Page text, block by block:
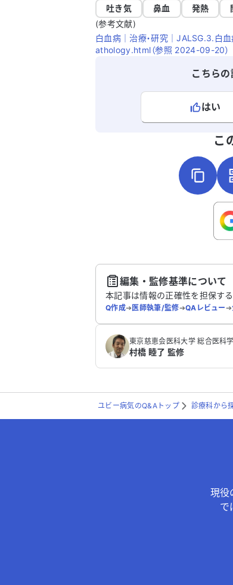
吐き気
鼻血 発熱
(参考文献)
白血病｜治療・研究｜JALSG.3.
athology.html（参照 2024-09-20）
こちら
はい
こちらは送信専用のフォームで
こ
編集・監修基準について
本記事は情報の正確性を担保す
Q作成➔医師執筆/監修➔QAレビュー➔
東京慈恵会医科大学 総合医科
村橋 睦了 監修
ユビー病気のQ&Aトップ 診療科から
現役
で